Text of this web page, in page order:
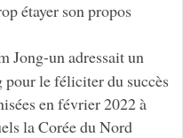
étayer son propos
Jong-un adressait un
le féliciter du succès
en février 2022 à
la Corée du Nord